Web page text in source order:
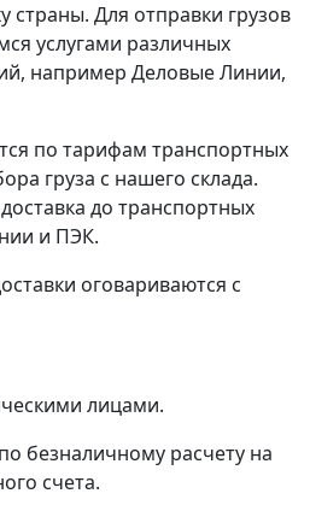
страны. Для отправки грузов
услугами различных
например Деловые Линии,
по тарифам транспортных
груза с нашего склада.
до транспортных
и ПЭК.
оговариваются с
лицами.
безналичному расчету на
счета.